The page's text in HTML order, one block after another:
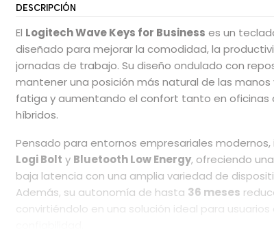
DESCRIPCIÓN
El Logitech Wave Keys for Business es un
diseñado para mejorar la comodidad, la
jornadas de trabajo. Su diseño ondulado con
mantener una posición más natural de las
fatiga y aumentando el confort tanto en oficinas
híbridos.
Pensado para entornos empresariales
Logi Bolt y Bluetooth Low Energy, ofreciendo
baja latencia con una amplia variedad de
Además, su autonomía de hasta 36 meses
convirtiéndolo en una solución ideal para